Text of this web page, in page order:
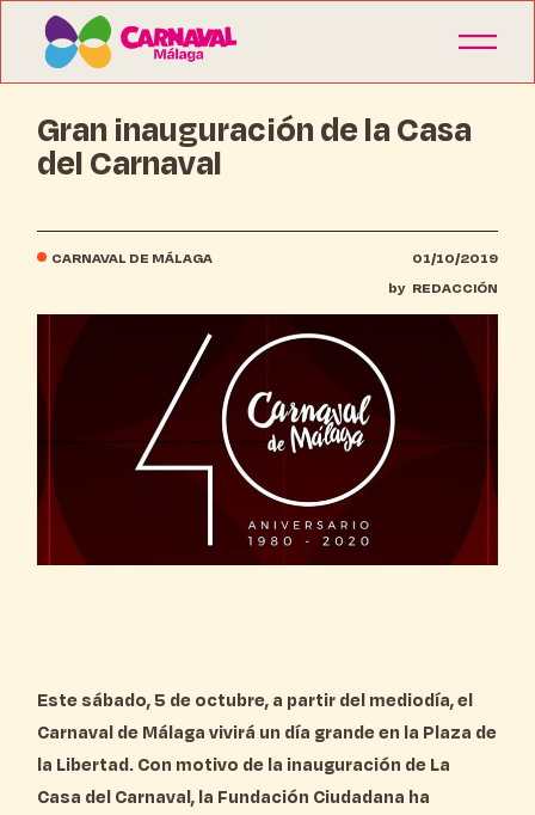
Gran inauguración de la Casa
del Carnaval
CARNAVAL DE MÁLAGA
01/10/2019
by REDACCIÓN
Este sábado, 5 de octubre, a partir del mediodía, el
Carnaval de Málaga vivirá un día grande en la Plaza de
la Libertad. Con motivo de la inauguración de La
Casa del Carnaval, la Fundación Ciudadana ha